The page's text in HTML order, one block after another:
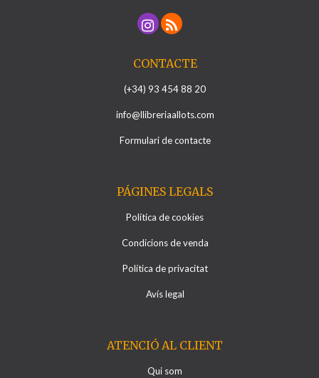
CONTACTE
(+34) 93 454 88 20
info@llibreriaallots.com
Formulari de contacte
PÁGINES LEGALS
Política de cookies
Condicions de venda
Política de privacitat
Avís legal
ATENCIÓ AL CLIENT
Qui som